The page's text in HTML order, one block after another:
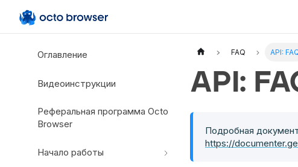
Documentation Index
Fetch the complete documentation index at:https://
Use this file to discover all available documentation pages before
Оглавление
Видеоинструкции
Реферальная программа Octo
Browser
Начало работы
FAQ API:
API:
Подробная
https://